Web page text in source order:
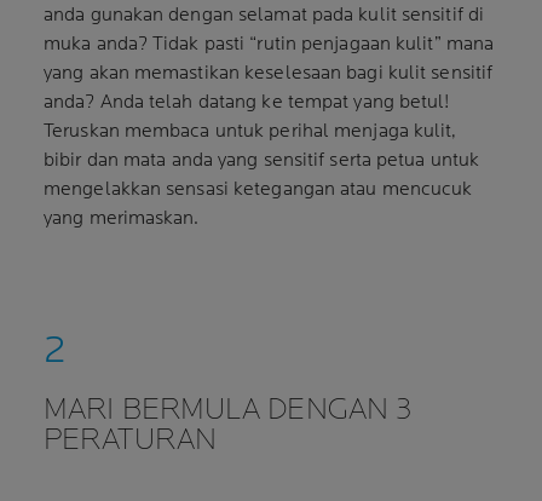
anda gunakan dengan selamat pada kulit sensitif di
muka anda? Tidak pasti “rutin penjagaan kulit” mana
yang akan memastikan keselesaan bagi kulit sensitif
anda? Anda telah datang ke tempat yang betul!
Teruskan membaca untuk perihal menjaga kulit,
bibir dan mata anda yang sensitif serta petua untuk
mengelakkan sensasi ketegangan atau mencucuk
yang merimaskan.
MARI BERMULA DENGAN 3
PERATURAN